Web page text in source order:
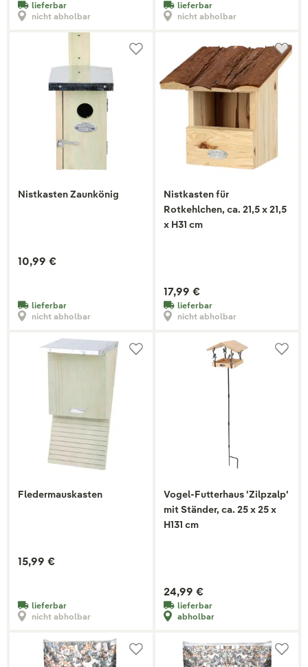
lieferbar
nicht abholbar
lieferbar
nicht abholbar
Nistkasten Zaunkönig
10,99 €
lieferbar
nicht abholbar
Nistkasten für
Rotkehlchen, ca. 21,5 x 21,5
x H31 cm
17,99 €
lieferbar
nicht abholbar
Fledermauskasten
15,99 €
lieferbar
nicht abholbar
Vogel-Futterhaus 'Zilpzalp'
mit Ständer, ca. 25 x 25 x
H131 cm
24,99 €
lieferbar
abholbar